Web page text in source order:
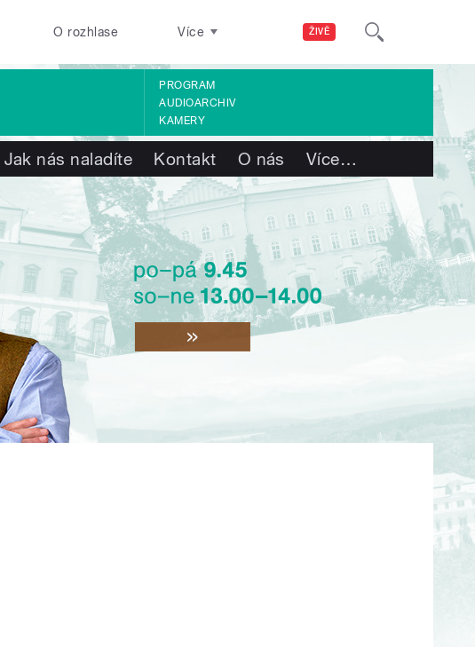
ŽIVĚ
O rozhlase Více
PROGRAM
AUDIOARCHIV
KAMERY
Jak nás naladíte Kontakt O nás Více…